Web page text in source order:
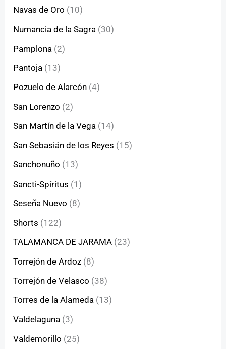
Navas de Oro (10)
Numancia de la Sagra (30)
Pamplona (2)
Pantoja (13)
Pozuelo de Alarcón (4)
San Lorenzo (2)
San Martín de la Vega (14)
San Sebasián de los Reyes (15)
Sanchonuño (13)
Sancti-Spíritus (1)
Seseña Nuevo (8)
Shorts (122)
TALAMANCA DE JARAMA (23)
Torrejón de Ardoz (8)
Torrejón de Velasco (38)
Torres de la Alameda (13)
Valdelaguna (3)
Valdemorillo (25)